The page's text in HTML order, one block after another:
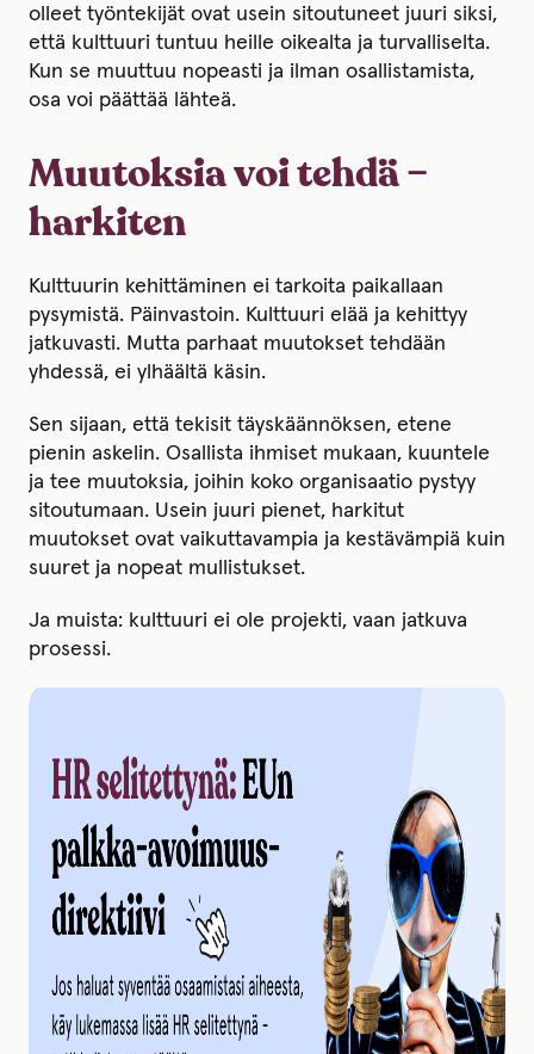
olleet työntekijät ovat usein sitoutuneet juuri siksi,
että kulttuuri tuntuu heille oikealta ja turvalliselta.
Kun se muuttuu nopeasti ja ilman osallistamista,
osa voi päättää lähteä.
Muutoksia voi tehdä –
harkiten
Kulttuurin kehittäminen ei tarkoita paikallaan
pysymistä. Päinvastoin. Kulttuuri elää ja kehittyy
jatkuvasti. Mutta parhaat muutokset tehdään
yhdessä, ei ylhäältä käsin.
Sen sijaan, että tekisit täyskäännöksen, etene
pienin askelin. Osallista ihmiset mukaan, kuuntele
ja tee muutoksia, joihin koko organisaatio pystyy
sitoutumaan. Usein juuri pienet, harkitut
muutokset ovat vaikuttavampia ja kestävämpiä kuin
suuret ja nopeat mullistukset.
Ja muista: kulttuuri ei ole projekti, vaan jatkuva
prosessi.